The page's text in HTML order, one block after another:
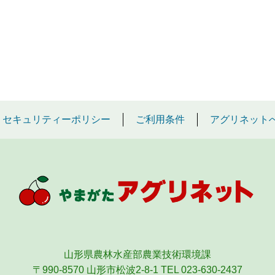
セキュリティーポリシー ご利用条件 アグリネット
山形県農林水産部農業技術環境課
〒990-8570 山形市松波2-8-1 TEL 023-630-2437